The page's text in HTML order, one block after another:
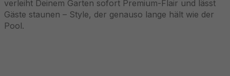
verleiht Deinem Garten sofort Premium-Flair und lässt
Gäste staunen – Style, der genauso lange hält wie der
Pool.